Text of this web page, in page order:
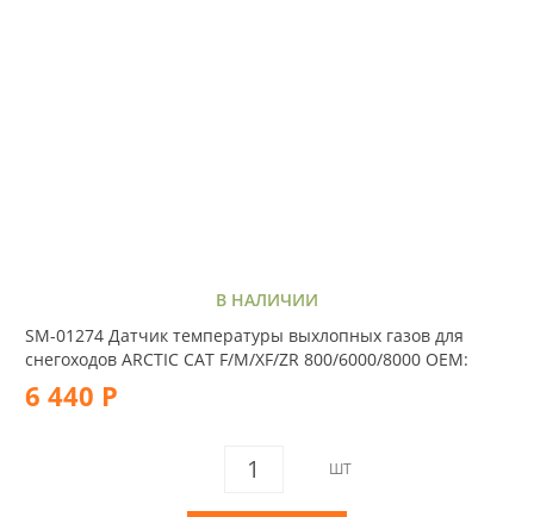
В НАЛИЧИИ
SM-01274 Датчик температуры выхлопных газов для
снегоходов ARCTIC CAT F/M/XF/ZR 800/6000/8000 OEM:
6 440 Р
ШТ